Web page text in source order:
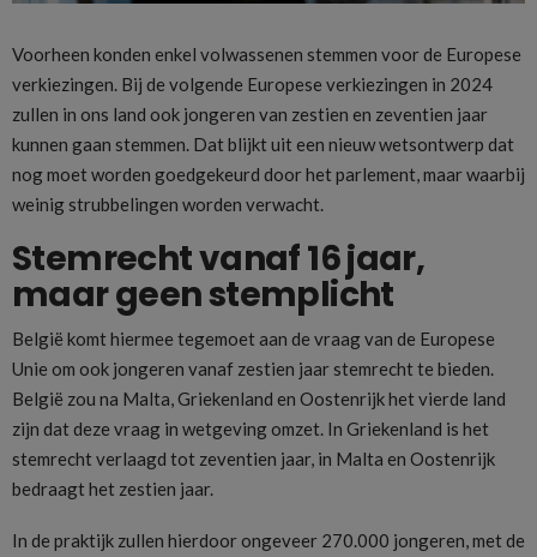
Voorheen konden enkel volwassenen stemmen voor de Europese
verkiezingen. Bij de volgende Europese verkiezingen in 2024
zullen in ons land ook jongeren van zestien en zeventien jaar
kunnen gaan stemmen. Dat blijkt uit een nieuw wetsontwerp dat
nog moet worden goedgekeurd door het parlement, maar waarbij
weinig strubbelingen worden verwacht.
Stemrecht vanaf 16 jaar,
maar geen stemplicht
België komt hiermee tegemoet aan de vraag van de Europese
Unie om ook jongeren vanaf zestien jaar stemrecht te bieden.
België zou na Malta, Griekenland en Oostenrijk het vierde land
zijn dat deze vraag in wetgeving omzet. In Griekenland is het
stemrecht verlaagd tot zeventien jaar, in Malta en Oostenrijk
bedraagt het zestien jaar.
In de praktijk zullen hierdoor ongeveer 270.000 jongeren, met de